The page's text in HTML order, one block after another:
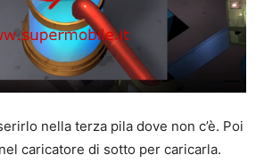
nella terza pila dove non c’è. Poi
caricatore di sotto per caricarla.